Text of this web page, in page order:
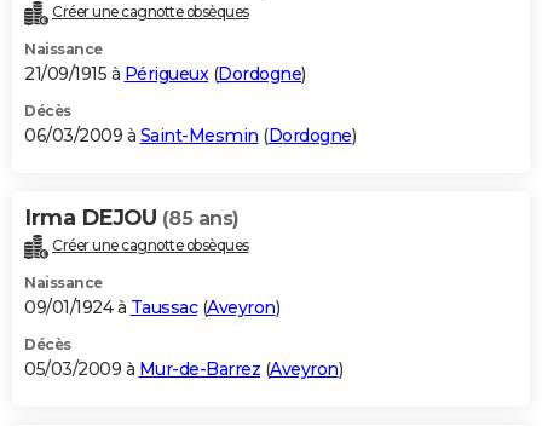
Créer une cagnotte obsèques
Naissance
21/09/1915 à Périgueux(Dordogne)
Décès
06/03/2009 à Saint-Mesmin (Dordogne)
Irma DEJOU (85 ans)
Créer une cagnotte obsèques
Naissance
09/01/1924 à Taussac(Aveyron)
Décès
05/03/2009 à Mur-de-Barrez (Aveyron)